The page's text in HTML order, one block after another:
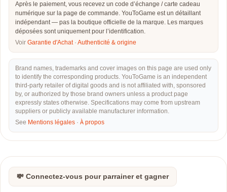
Après le paiement, vous recevez un code d’échange / carte cadeau
numérique sur la page de commande. YouToGame est un détaillant
indépendant — pas la boutique officielle de la marque. Les marques
déposées sont uniquement pour l’identification.
Voir Garantie d'Achat· Authenticité & origine
Brand names, trademarks and cover images on this page are used only
to identify the corresponding products. YouToGame is an independent
third-party retailer of digital goods and is not affiliated with, sponsored
by, or authorized by those brand owners unless a product page
expressly states otherwise. Specifications may come from upstream
suppliers or publicly available manufacturer information.
See Mentions légales · À propos
💸 Connectez-vous pour parrainer et gagner